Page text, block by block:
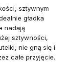
sztywnym
gładka
nadają
sztywności,
nie gną się i
całe przyjęcie.